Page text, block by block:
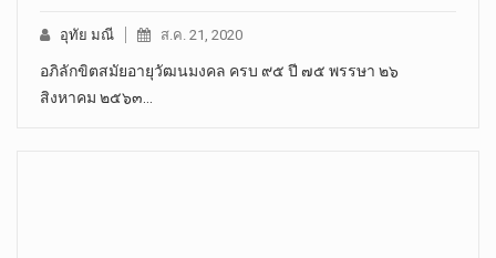
อุทัย มณี ส.ค. 21, 2020
อภิลักขิตสมัยอายุวัฒนมงคล ครบ ๙๕ ปี ๗๕ พรรษา ๒๖
สิงหาคม ๒๕๖๓…